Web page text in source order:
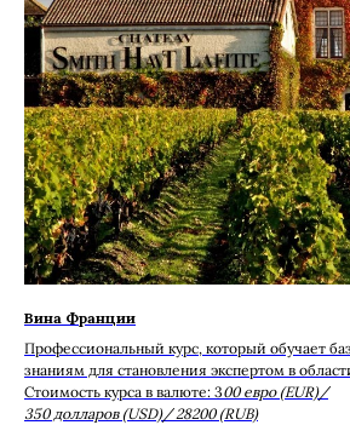
Вина Франции
Профессиональный курс, который обучает
знаниям для становления экспертом в
Стоимость курса в валюте: 300 евро (EUR)/
350 долларов (USD)/ 28200 (RUB)